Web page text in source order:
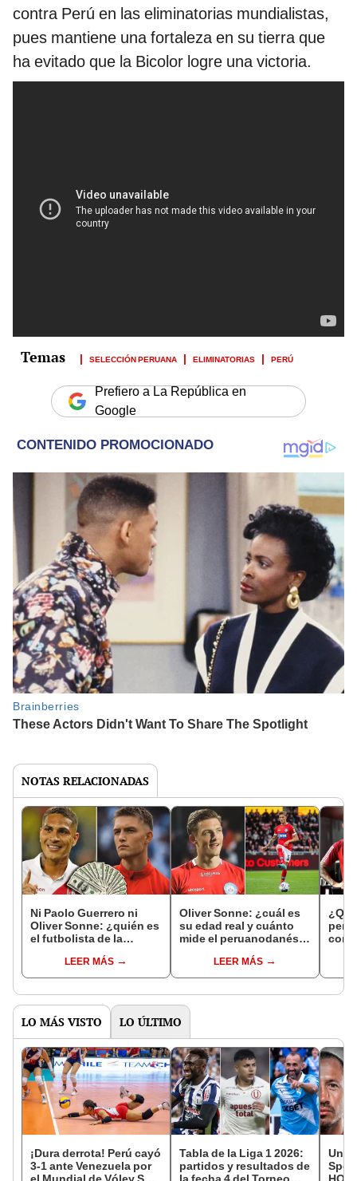
contra Perú en las eliminatorias mundialistas,
pues mantiene una fortaleza en su tierra que
ha evitado que la Bicolor logre una victoria.
SELECCIÓN PERUANA ELIMINATORIAS PERÚ
Prefiero a La República en
Google
NOTAS RELACIONADAS
Ni Paolo Guerrero ni
Oliver Sonne: ¿quién es
el futbolista de la
mayor valor de
mercado?
LEER MÁS
Oliver Sonne: ¿cuál es
su edad real y cuánto
mide el peruanodanés
Bicolor?LEER MÁS
LO MÁS VISTO LO ÚLTIMO
¡Dura derrota! Perú cayó
3-1 ante Venezuela por
el Mundial de Vóley Sub
Tabla de la Liga 1 2026:
partidos y resultados de
la fecha 4 del Torneo